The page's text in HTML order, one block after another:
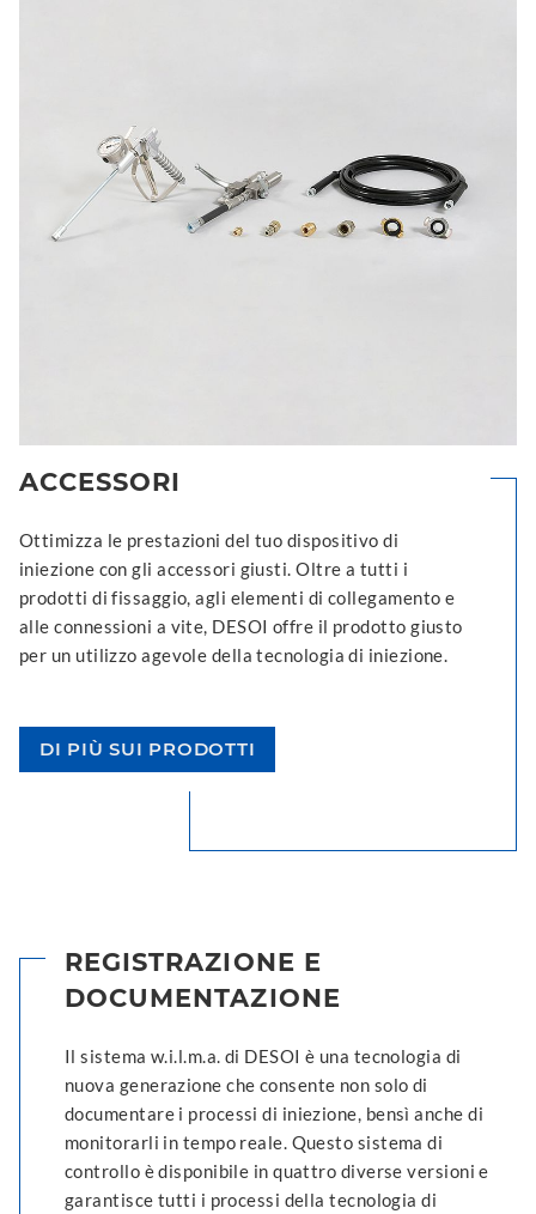
ACCESSORI
Ottimizza le prestazioni del tuo dispositivo di
iniezione con gli accessori giusti. Oltre a tutti i
prodotti di fissaggio, agli elementi di collegamento e
alle connessioni a vite, DESOI offre il prodotto giusto
per un utilizzo agevole della tecnologia di iniezione.
DI PIÙ SUI PRODOTTI
REGISTRAZIONE E
DOCUMENTAZIONE
Il sistema w.i.l.m.a. di DESOI è una tecnologia di
nuova generazione che consente non solo di
documentare i processi di iniezione, bensì anche di
monitorarli in tempo reale. Questo sistema di
controllo è disponibile in quattro diverse versioni e
garantisce tutti i processi della tecnologia di